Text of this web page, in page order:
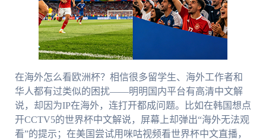
在海外怎么看欧洲杯？相信很多留学生、海外工作者和
华人都有过类似的困扰——明明国内平台有高清中文解
说，却因为IP在海外，连打开都成问题。比如在韩国想点
开CCTV5的世界杯中文解说，屏幕上却弹出“海外无法观
看”的提示；在美国尝试用咪咕视频看世界杯中文直播，